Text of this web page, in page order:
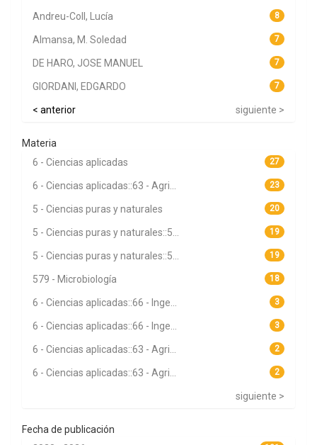
8
Andreu-Coll, Lucía
7
Almansa, M. Soledad
7
DE HARO, JOSE MANUEL
7
GIORDANI, EDGARDO
< anterior siguiente >
Materia
27
6 - Ciencias aplicadas
23
6 - Ciencias aplicadas::63 - Agri...
20
5 - Ciencias puras y naturales
19
5 - Ciencias puras y naturales::5...
19
5 - Ciencias puras y naturales::5...
18
579 - Microbiología
3
6 - Ciencias aplicadas::66 - Inge...
3
6 - Ciencias aplicadas::66 - Inge...
2
6 - Ciencias aplicadas::63 - Agri...
2
6 - Ciencias aplicadas::63 - Agri...
siguiente >
Fecha de publicación